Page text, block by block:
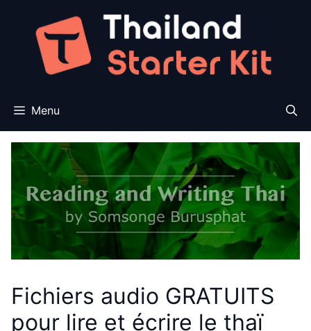
contenu
Menu
Fichiers audio GRATUITS
pour lire et écrire le thaï